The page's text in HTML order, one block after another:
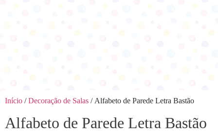
Início /Decoração de Salas / Alfabeto de Parede Letra Bastão
Alfabeto de Parede Letra Bastão